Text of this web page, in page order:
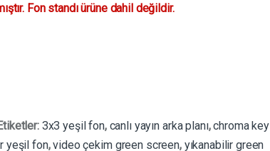
Fon standı ürüne dahil değildir.
3x3 yeşil fon, canlı yayın arka planı,chroma key
yeşil fon,video çekim green screen, yıkanabilir green